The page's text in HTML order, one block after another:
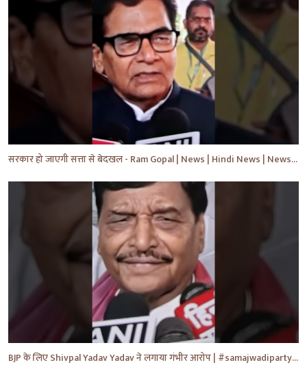
सरकार हो जाएगी सत्ता से बेदखल - Ram Gopal | News | Hindi News | News Today | #shorts #ytshorts #yt
BJP के लिए Shivpal Yadav Yadav ने लगाया गंभीर आरोप | #samajwadiparty | Akhilesh Yadav | #shorts #yt